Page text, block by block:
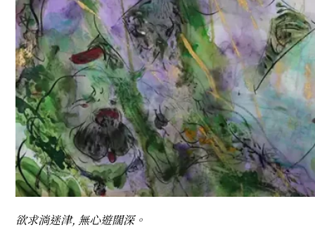
欲求淌迷津, 無心遊闊深。